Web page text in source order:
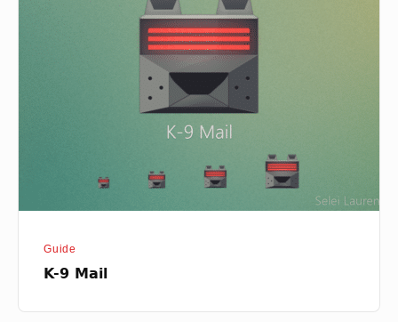
Guide
K-9 Mail